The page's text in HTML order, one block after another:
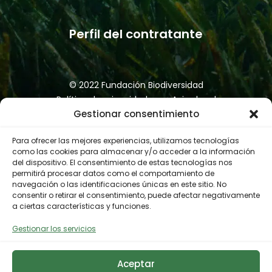
Gestionar consentimiento
Para ofrecer las mejores experiencias, utilizamos tecnologías
como las cookies para almacenar y/o acceder a la información
del dispositivo. El consentimiento de estas tecnologías nos
permitirá procesar datos como el comportamiento de
navegación o las identificaciones únicas en este sitio. No
consentir o retirar el consentimiento, puede afectar negativamente
a ciertas características y funciones.
Gestionar los servicios
Aceptar
ideas a través de mentorías y
asesoramiento especializado y la
creación de espacios para la
puesta en práctica de todo lo
aprendido con la metodología de
aprender haciendo (learning by
pensadas para ofrecer espacios
expertas puedan aconsejar,
acompañar o resolver las dudas
que las personas participantes
tengan acerca de temas
específicos. Así como para generar
puedan estar en contacto con
agentes claves de diferentes
sectores para facilitar la
Perfil del contratante
© 2022 Fundación Biodiversidad
Política de privacidad
Aviso legal
Accesibilidad
Política de cookies